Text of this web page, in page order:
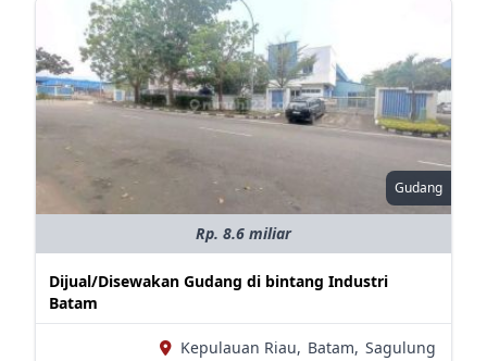
Gudang
Rp. 8.6 miliar
Dijual/Disewakan Gudang di bintang Industri
Batam
Kepulauan Riau, Batam, Sagulung